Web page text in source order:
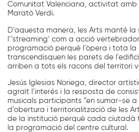
Comunitat Valenciana, activitat amb
Marató Verdi.
D’aquesta manera, les Arts manté
l’‘streaming’ com a acció
programació perquè l’òpera i tota la
transcendisquen les parets de
arriben a tots els racons del territori
Jesús Iglesias Noriega, director
agraït l’interés i la resposta de
musicals participants “en sumar-se a
d’obertura i territorialització de les
de la institució perquè cada ciutadà
la programació del centre cultural.